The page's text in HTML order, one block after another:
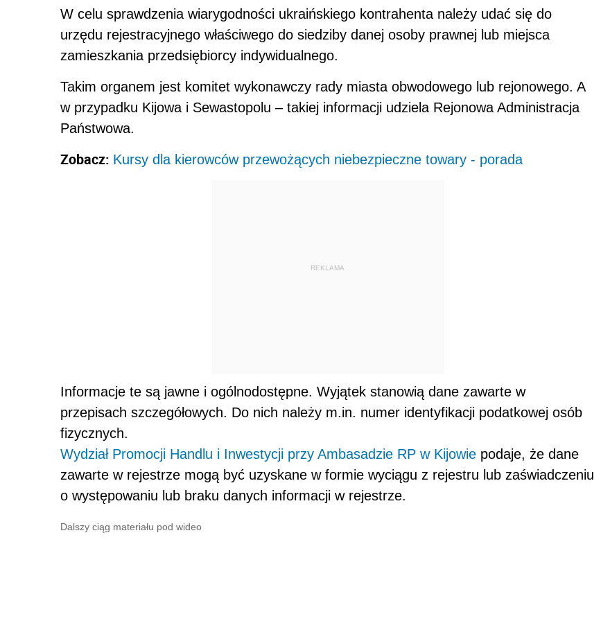
W celu sprawdzenia wiarygodności ukraińskiego kontrahenta należy udać się do
urzędu rejestracyjnego właściwego do siedziby danej osoby prawnej lub miejsca
zamieszkania przedsiębiorcy indywidualnego.
Takim organem jest komitet wykonawczy rady miasta obwodowego lub rejonowego. A
w przypadku Kijowa i Sewastopolu – takiej informacji udziela Rejonowa Administracja
Państwowa.
Zobacz: Kursy dla kierowców przewożących niebezpieczne towary - porada
REKLAMA
Informacje te są jawne i ogólnodostępne. Wyjątek stanowią dane zawarte w
przepisach szczegółowych. Do nich należy m.in. numer identyfikacji podatkowej osób
fizycznych.
Wydział Promocji Handlu i Inwestycji przy Ambasadzie RP w Kijowie podaje, że dane
zawarte w rejestrze mogą być uzyskane w formie wyciągu z rejestru lub zaświadczeniu
o występowaniu lub braku danych informacji w rejestrze.
Dalszy ciąg materiału pod wideo